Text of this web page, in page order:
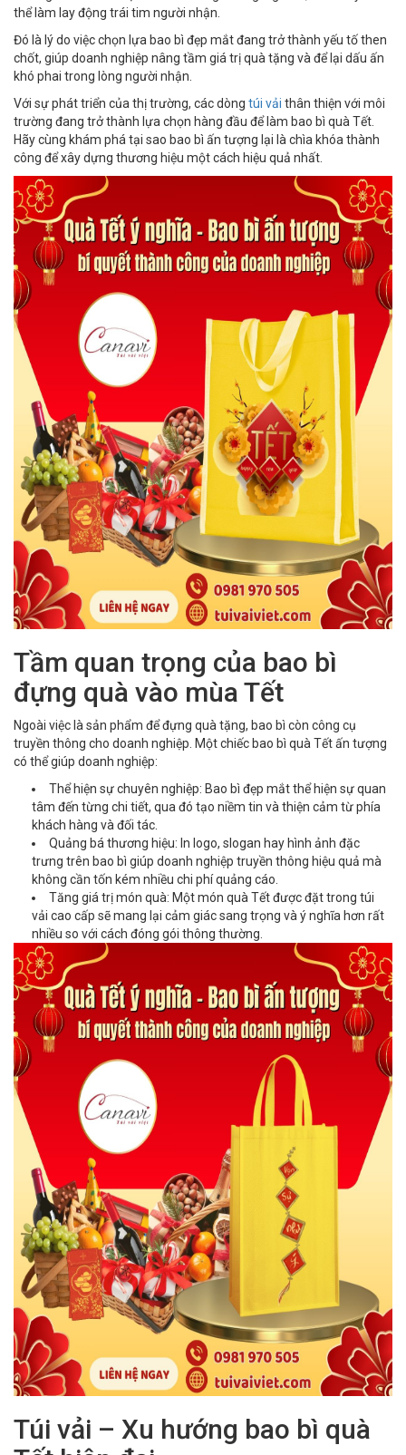
thể làm lay động trái tim người nhận.
Đó là lý do việc chọn lựa bao bì đẹp mắt đang trở thành yếu tố then
chốt, giúp doanh nghiệp nâng tầm giá trị quà tặng và để lại dấu ấn
khó phai trong lòng người nhận.
Với sự phát triển của thị trường, các dòng túi vải thân thiện với môi
trường đang trở thành lựa chọn hàng đầu để làm bao bì quà Tết.
Hãy cùng khám phá tại sao bao bì ấn tượng lại là chìa khóa thành
công để xây dựng thương hiệu một cách hiệu quả nhất.
Tầm quan trọng của bao bì
đựng quà vào mùa Tết
Ngoài việc là sản phẩm để đựng quà tặng, bao bì còn công cụ
truyền thông cho doanh nghiệp. Một chiếc bao bì quà Tết ấn tượng
có thể giúp doanh nghiệp:
Thể hiện sự chuyên nghiệp: Bao bì đẹp mắt thể hiện sự quan
tâm đến từng chi tiết, qua đó tạo niềm tin và thiện cảm từ phía
khách hàng và đối tác.
Quảng bá thương hiệu: In logo, slogan hay hình ảnh đặc
trưng trên bao bì giúp doanh nghiệp truyền thông hiệu quả mà
không cần tốn kém nhiều chi phí quảng cáo.
Tăng giá trị món quà: Một món quà Tết được đặt trong túi
vải cao cấp sẽ mang lại cảm giác sang trọng và ý nghĩa hơn rất
nhiều so với cách đóng gói thông thường.
Túi vải – Xu hướng bao bì quà